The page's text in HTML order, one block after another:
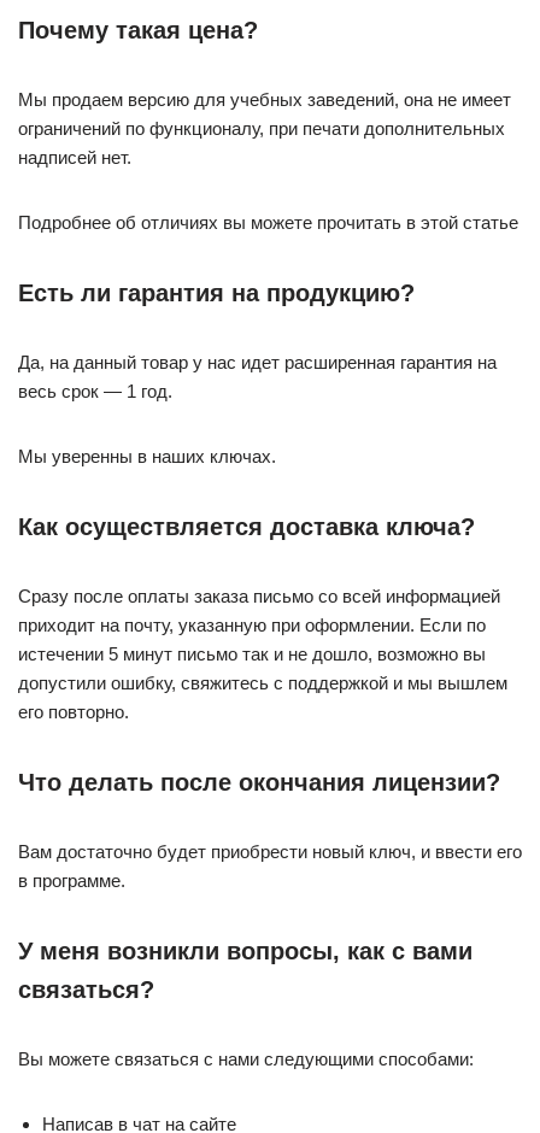
Почему такая цена?
Мы продаем версию для учебных заведений, она не имеет
ограничений по функционалу, при печати дополнительных
надписей нет.
Подробнее об отличиях вы можете прочитать в этой статье
Есть ли гарантия на продукцию?
Да, на данный товар у нас идет расширенная гарантия на
весь срок — 1 год.
Мы уверенны в наших ключах.
Как осуществляется доставка ключа?
Сразу после оплаты заказа письмо со всей информацией
приходит на почту, указанную при оформлении. Если по
истечении 5 минут письмо так и не дошло, возможно вы
допустили ошибку, свяжитесь с поддержкой и мы вышлем
его повторно.
Что делать после окончания лицензии?
Вам достаточно будет приобрести новый ключ, и ввести его
в программе.
У меня возникли вопросы, как с вами
связаться?
Вы можете связаться с нами следующими способами:
Написав в чат на сайте